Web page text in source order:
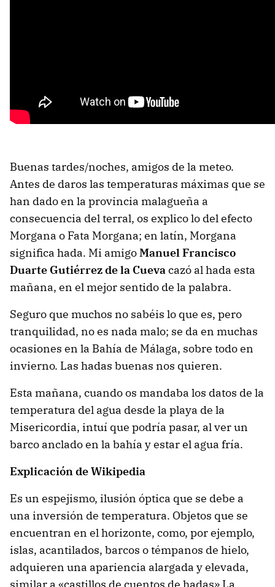
Buenas tardes/noches, amigos de la meteo.
Antes de daros las temperaturas máximas que se
han dado en la provincia malagueña a
consecuencia del terral, os explico lo del efecto
Morgana o Fata Morgana; en latín, Morgana
significa hada. Mi amigoManuel Francisco
Duarte Gutiérrez de la Cuevacazó al hada esta
mañana, en el mejor sentido de la palabra.
Seguro que muchos no sabéis lo que es, pero
tranquilidad, no es nada malo; se da en muchas
ocasiones en la Bahía de Málaga, sobre todo en
invierno. Las hadas buenas nos quieren.
Esta mañana, cuando os mandaba los datos de la
temperatura del agua desde la playa de la
Misericordia, intuí que podría pasar, al ver un
barco anclado en la bahía y estar el agua fría.
Explicación de Wikipedia
Es un espejismo, ilusión óptica que se debe a
una inversión de temperatura. Objetos que se
encuentran en el horizonte, como, por ejemplo,
islas, acantilados, barcos o témpanos de hielo,
adquieren una apariencia alargada y elevada,
similar a «castillos de cuentos de hadas» La